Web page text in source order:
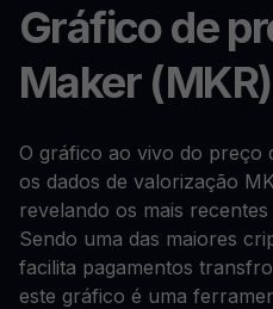
Gráfico de
Maker (MKR)
O gráfico ao vivo do preço
os dados de valorização
revelando os mais
Sendo uma das maiores
facilita pagamentos
este gráfico é uma